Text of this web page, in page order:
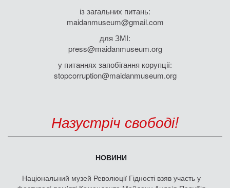
із загальних питань:
maidanmuseum@gmail.com
для ЗМІ:
press@maidanmuseum.org
у питаннях запобігання корупції:
stopcorruption@maidanmuseum.org
Назустріч свободі!
НОВИНИ
Національний музей Революції Гідності взяв участь у